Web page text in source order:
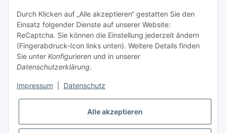
Durch Klicken auf „Alle akzeptieren“ gestatten Sie den
Einsatz folgender Dienste auf unserer Website:
ReCaptcha. Sie können die Einstellung jederzeit ändern
(Fingerabdruck-Icon links unten). Weitere Details finden
Sie unter Konfigurieren und in unserer
Datenschutzerklärung.
Impressum Datenschutz
Alle akzeptieren